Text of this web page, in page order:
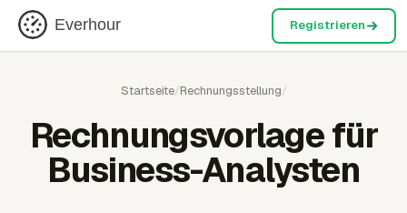
Everhour Registrieren
Startseite/Rechnungsstellung/
Rechnungsvorlage für
Business-Analysten